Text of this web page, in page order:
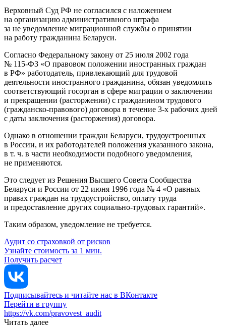
Верховный Суд РФ не согласился с наложением
на организацию административного штрафа
за не уведомление миграционной службы о принятии
на работу гражданина Беларуси.
Согласно Федеральному закону от 25 июля 2002 года
№ 115-ФЗ «О правовом положении иностранных граждан
в РФ» работодатель, привлекающий для трудовой
деятельности иностранного гражданина, обязан уведомлять
соответствующий госорган в сфере миграции о заключении
и прекращении (расторжении) с гражданином трудового
(гражданско-правового) договора в течение 3-х рабочих дней
с даты заключения (расторжения) договора.
Однако в отношении граждан Беларуси, трудоустроенных
в России, и их работодателей положения указанного закона,
в т. ч. в части необходимости подобного уведомления,
не применяются.
Это следует из Решения Высшего Совета Сообщества
Беларуси и России от 22 июня 1996 года № 4 «О равных
правах граждан на трудоустройство, оплату труда
и предоставление других социально-трудовых гарантий».
Таким образом, уведомление не требуется.
Аудит со страховкой от рисков
Узнайте стоимость за 1 мин.
Получить расчет
Подписывайтесь и читайте нас в ВКонтакте
Перейти в группу
https://vk.com/pravovest_audit
Читать далее